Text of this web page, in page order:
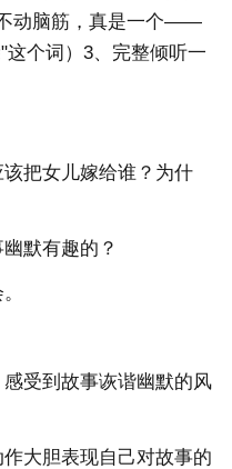
动脑筋，真是一个——
个词）3、完整倾听一
该把女儿嫁给谁？为什
默有趣的？
受到故事诙谐幽默的风
大胆表现自己对故事的